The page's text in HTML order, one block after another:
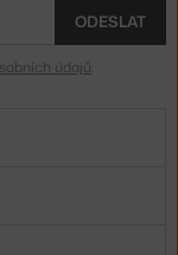
ODESLAT
údajů